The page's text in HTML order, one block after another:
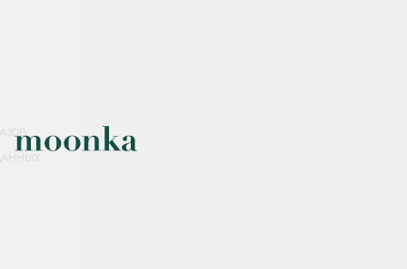
Соглашаюсь с